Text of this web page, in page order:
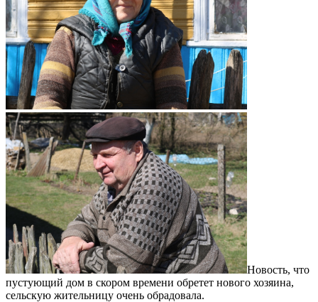
Новость, что
пустующий дом в скором времени обретет нового хозяина,
сельскую жительницу очень обрадовала.